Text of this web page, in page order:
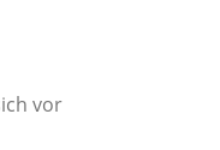
vor